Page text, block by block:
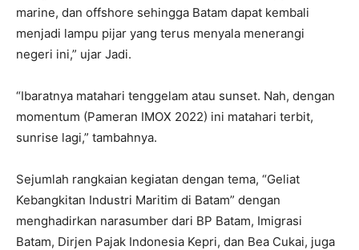
marine, dan offshore sehingga Batam dapat kembali
menjadi lampu pijar yang terus menyala menerangi
negeri ini,” ujar Jadi.
“Ibaratnya matahari tenggelam atau sunset. Nah, dengan
momentum (Pameran IMOX 2022) ini matahari terbit,
sunrise lagi,” tambahnya.
Sejumlah rangkaian kegiatan dengan tema, “Geliat
Kebangkitan Industri Maritim di Batam” dengan
menghadirkan narasumber dari BP Batam, Imigrasi
Batam, Dirjen Pajak Indonesia Kepri, dan Bea Cukai, juga